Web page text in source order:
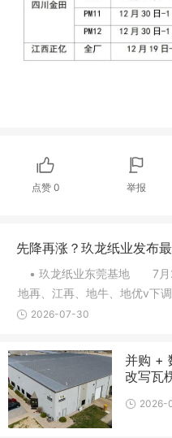
点赞 0 举报
先降再涨？玖龙纸业发布
• 玖龙纸业东莞基地 7月
地再、江再、地牛、地优v
下调10
2026-07-30
并购 +
改写瓦
2026-